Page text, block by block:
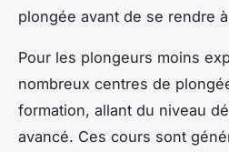
plongée avant de se rendre
Pour les plongeurs moins
nombreux centres de
formation, allant du niveau
avancé. Ces cours sont